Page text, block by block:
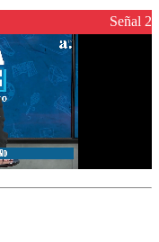
Señal 2